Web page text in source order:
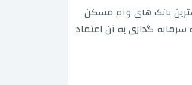
بانک های وام مسکن
گذاری به آن اعتماد